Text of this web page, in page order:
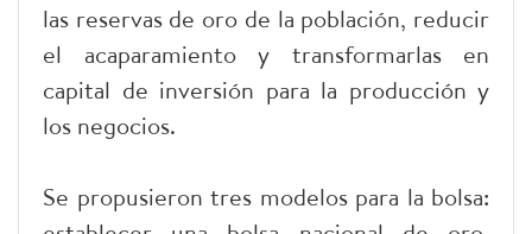
las reservas de oro de la población, reducir
el acaparamiento y transformarlas en
capital de inversión para la producción y
los negocios.
Se propusieron tres modelos para la bolsa: